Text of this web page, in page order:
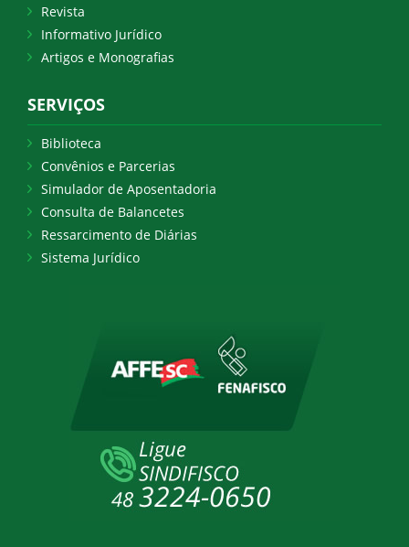
Revista
Informativo Jurídico
Artigos e Monografias
SERVIÇOS
Biblioteca
Convênios e Parcerias
Simulador de Aposentadoria
Consulta de Balancetes
Ressarcimento de Diárias
Sistema Jurídico